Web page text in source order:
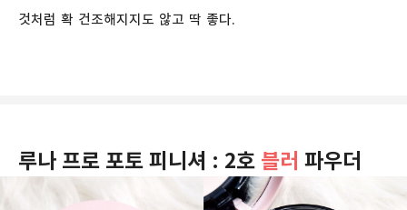
것처럼 확 건조해지지도 않고 딱 좋다.
루나 프로 포토 피니셔 : 2호 블러 파우더